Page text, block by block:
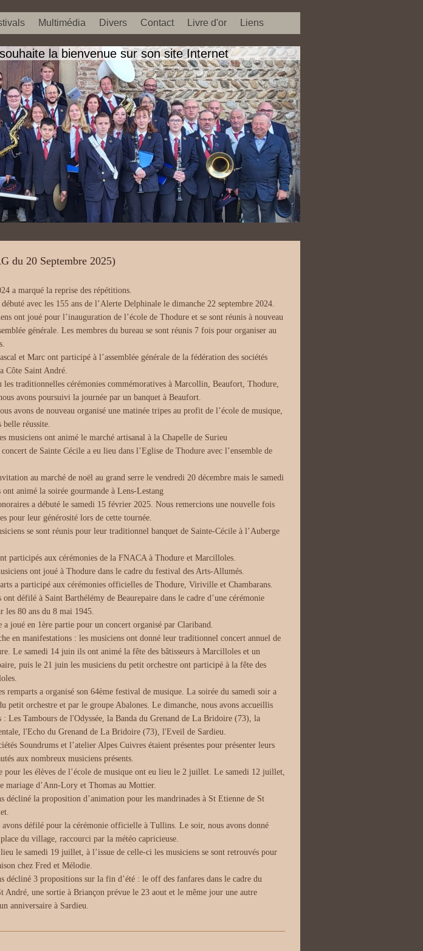
Multimédia Divers Contact Livre d'or Liens
la bienvenue sur son site Internet
du 20 Septembre 2025)
a marqué la reprise des répétitions.
avec les 155 ans de l’Alerte Delphinale le dimanche 22 septembre 2024.
ont joué pour l’inauguration de l’école de Thodure et se sont réunis à nouveau
générale. Les membres du bureau se sont réunis 7 fois pour organiser au
et Marc ont participé à l’assemblée générale de la fédération des sociétés
Côte Saint André.
les traditionnelles cérémonies commémoratives à Marcollin, Beaufort, Thodure,
avons poursuivi la journée par un banquet à Beaufort.
avons de nouveau organisé une matinée tripes au profit de l’école de musique,
belle réussite.
musiciens ont animé le marché artisanal à la Chapelle de Surieu
de Sainte Cécile a eu lieu dans l’Eglise de Thodure avec l’ensemble de
au marché de noël au grand serre le vendredi 20 décembre mais le samedi
ont animé la soirée gourmande à Lens-Lestang
a débuté le samedi 15 février 2025. Nous remercions une nouvelle fois
pour leur générosité lors de cette tournée.
se sont réunis pour leur traditionnel banquet de Sainte-Cécile à l’Auberge
participés aux cérémonies de la FNACA à Thodure et Marcilloles.
ont joué à Thodure dans le cadre du festival des Arts-Allumés.
a participé aux cérémonies officielles de Thodure, Viriville et Chambarans.
défilé à Saint Barthélémy de Beaurepaire dans le cadre d’une cérémonie
les 80 ans du 8 mai 1945.
joué en 1ère partie pour un concert organisé par Clariband.
en manifestations : les musiciens ont donné leur traditionnel concert annuel de
Le samedi 14 juin ils ont animé la fête des bâtisseurs à Marcilloles et un
puis le 21 juin les musiciens du petit orchestre ont participé à la fête des
remparts a organisé son 64ème festival de musique. La soirée du samedi soir a
petit orchestre et par le groupe Abalones. Le dimanche, nous avons accueillis
: Les Tambours de l'Odyssée, la Banda du Grenand de La Bridoire (73), la
l'Echo du Grenand de La Bridoire (73), l'Eveil de Sardieu.
Soundrums et l’atelier Alpes Cuivres étaient présentes pour présenter leurs
aux nombreux musiciens présents.
pour les élèves de l’école de musique ont eu lieu le 2 juillet. Le samedi 12 juillet,
mariage d’Ann-Lory et Thomas au Mottier.
décliné la proposition d’animation pour les mandrinades à St Etienne de St
défilé pour la cérémonie officielle à Tullins. Le soir, nous avons donné
du village, raccourci par la météo capricieuse.
le samedi 19 juillet, à l’issue de celle-ci les musiciens se sont retrouvés pour
chez Fred et Mélodie.
décliné 3 propositions sur la fin d’été : le off des fanfares dans le cadre du
André, une sortie à Briançon prévue le 23 aout et le même jour une autre
anniversaire à Sardieu.